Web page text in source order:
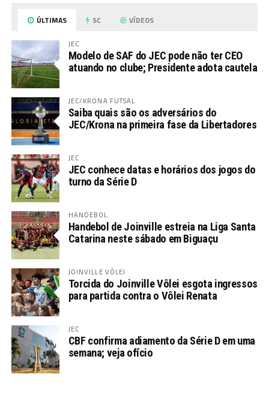
ÚLTIMAS SC VÍDEOS
JEC
Modelo de SAF do JEC pode não ter CEO
atuando no clube; Presidente adota cautela
JEC/KRONA FUTSAL
Saiba quais são os adversários do
JEC/Krona na primeira fase da Libertadores
JEC
JEC conhece datas e horários dos jogos do
turno da Série D
HANDEBOL
Handebol de Joinville estreia na Liga Santa
Catarina neste sábado em Biguaçu
JOINVILLE VÔLEI
Torcida do Joinville Vôlei esgota ingressos
para partida contra o Vôlei Renata
JEC
CBF confirma adiamento da Série D em uma
semana; veja ofício